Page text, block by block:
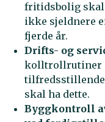
fritidsbolig skal
ikke sjeldnere
fjerde år.
Drifts- og
kolltrollrutiner
tilfredsstillende
skal ha dette.
Byggkontroll